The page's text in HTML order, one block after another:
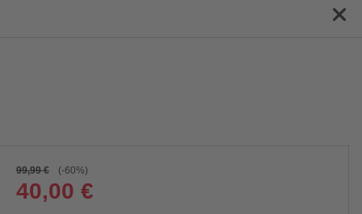
99,99 € (-60%)
40,00 €